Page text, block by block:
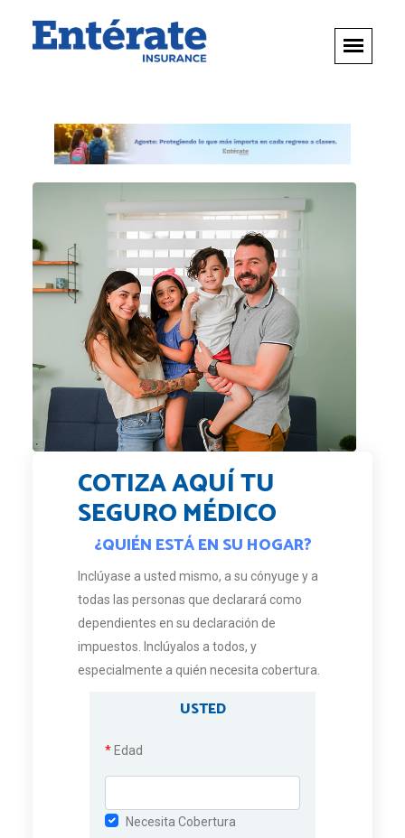
COTIZA AQUÍ TU
SEGURO MÉDICO
¿QUIÉN ESTÁ EN SU HOGAR?
Inclúyase a usted mismo, a su cónyuge y a
todas las personas que declarará como
dependientes en su declaración de
impuestos. Inclúyalos a todos, y
especialmente a quién necesita cobertura.
USTED
* Edad
Necesita Cobertura